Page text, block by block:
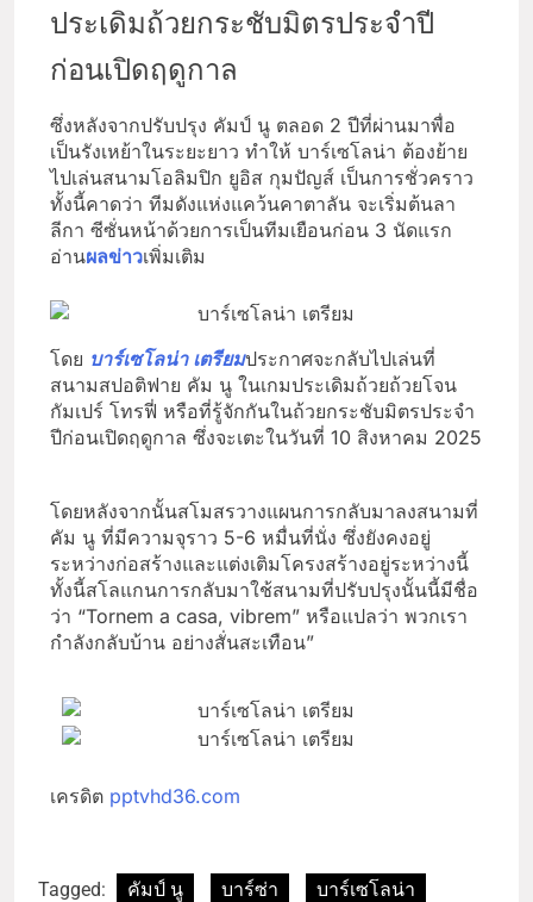
ประเดิมถ้วยกระชับมิตรประจำปี
ก่อนเปิดฤดูกาล
ซึ่งหลังจากปรับปรุง คัมป์ นู ตลอด 2 ปีที่ผ่านมาพื่อ
เป็นรังเหย้าในระยะยาว ทำให้ บาร์เซโลน่า ต้องย้าย
ไปเล่นสนามโอลิมปิก ยูอิส กุมปัญส์ เป็นการชั่วคราว
ทั้งนี้คาดว่า ทีมดังแห่งแคว้นคาตาลัน จะเริ่มต้นลา
ลีกา ซีซั่นหน้าด้วยการเป็นทีมเยือนก่อน 3 นัดแรก
อ่านผลข่าวเพิ่มเติม
โดย บาร์เซโลน่า เตรียมประกาศจะกลับไปเล่นที่
สนามสปอติฟาย คัม นู ในเกมประเดิมถ้วยถ้วยโจน
กัมเปร์ โทรฟี่ หรือที่รู้จักกันในถ้วยกระชับมิตรประจำ
ปีก่อนเปิดฤดูกาล ซึ่งจะเตะในวันที่ 10 สิงหาคม 2025
โดยหลังจากนั้นสโมสรวางแผนการกลับมาลงสนามที่
คัม นู ที่มีความจุราว 5-6 หมื่นที่นั่ง ซึ่งยังคงอยู่
ระหว่างก่อสร้างและแต่งเติมโครงสร้างอยู่ระหว่างนี้
ทั้งนี้สโลแกนการกลับมาใช้สนามที่ปรับปรุงนั้นนี้มีชื่อ
ว่า “Tornem a casa, vibrem” หรือแปลว่า พวกเรา
กำลังกลับบ้าน อย่างสั่นสะเทือน”
เครดิต pptvhd36.com
Tagged: คัมป์ นู บาร์ซ่า
บาร์เซโลน่า